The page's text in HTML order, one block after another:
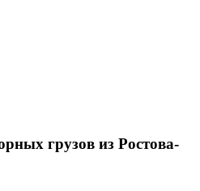
грузов из Ростова-